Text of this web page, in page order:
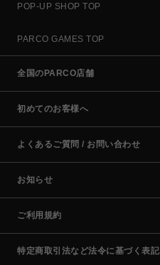
POP-UP SHOP TOP
PARCO GAMES TOP
全国のPARCO店舗
初めてのお客様へ
よくあるご質問 / お問い合わせ
お知らせ
ご利用規約
特定商取引法など法令に基づく表記